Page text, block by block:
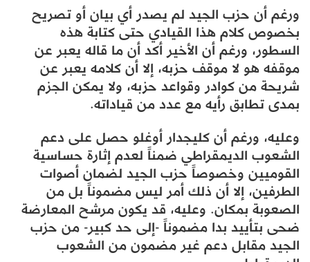
ورغم أن حزب الجيد لم يصدر أي بيان أو تصريح
بخصوص كلام هذا القيادي حتى كتابة هذه
السطور، ورغم أن الأخير أكد أن ما قاله يعبر عن
موقفه هو لا موقف حزبه، إلا أن كلامه يعبر عن
شريحة من كوادر وقواعد حزبه، ولا يمكن الجزم
بمدى تطابق رأيه مع عدد من قياداته.
وعليه، ورغم أن كليجدار أوغلو حصل على دعم
الشعوب الديمقراطي ضمناً لعدم إثارة حساسية
القوميين وخصوصاً حزب الجيد لضمان أصوات
الطرفين، إلا أن ذلك أمر ليس مضموناً بل من
الصعوبة بمكان. وعليه، قد يكون مرشح المعارضة
ضحى بتأييد بدا مضموناً -إلى حد كبير- من حزب
الجيد مقابل دعم غير مضمون من الشعوب